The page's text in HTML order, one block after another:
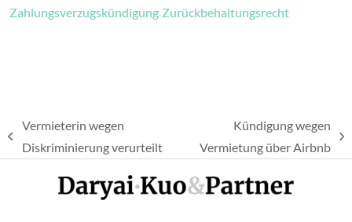
Zahlungsverzugskündigung Zurückbehaltungsrecht
vorheriger
Vermieterin wegen
Diskriminierung verurteilt
Nächster
Kündigung wegen
Vermietung über Airbnb